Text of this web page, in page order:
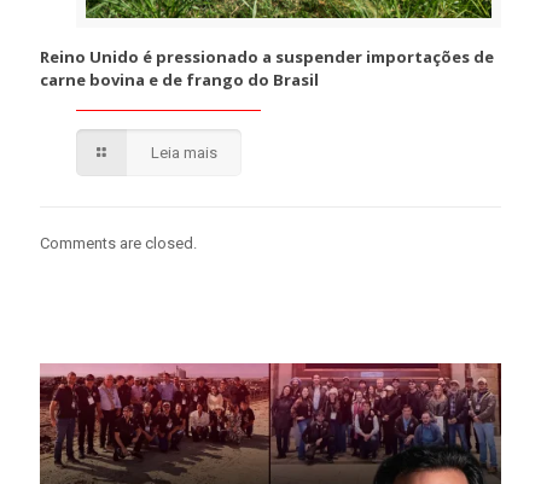
Reino Unido é pressionado a suspender importações de
carne bovina e de frango do Brasil
Leia mais
Comments are closed.